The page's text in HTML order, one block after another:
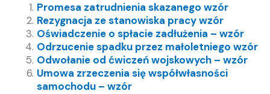
Promesa zatrudnienia skazanego wzór
Rezygnacja ze stanowiska pracy wzór
Oświadczenie o spłacie zadłużenia – wzór
Odrzucenie spadku przez małoletniego wzór
Odwołanie od ćwiczeń wojskowych – wzór
Umowa zrzeczenia się współwłasności
samochodu – wzór